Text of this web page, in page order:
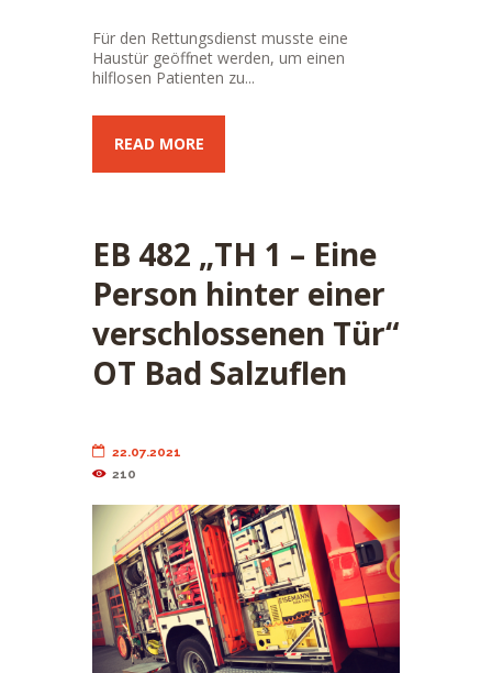
Für den Rettungsdienst musste eine
Haustür geöffnet werden, um einen
hilflosen Patienten zu...
READ MORE
EB 482 „TH 1 – Eine
Person hinter einer
verschlossenen Tür“
OT Bad Salzuflen
22.07.2021
210